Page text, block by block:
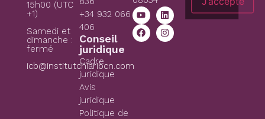
15h00 (UTC
+1)
Samedi et
dimanche :
fermé
icb@institutchiaribcn.com
+34 932 066
406
Conseil
juridique
Cadre
juridique
Avis
juridique
Politique de